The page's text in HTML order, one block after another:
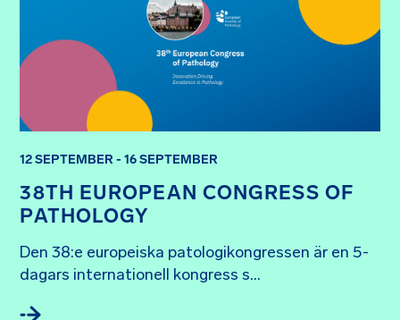
38TH EUROPEAN CONGRESS OF
PATHOLOGY
12 SEPTEMBER - 16 SEPTEMBER
Den 38:e europeiska patologikongressen är en 5-
dagars internationell kongress s...